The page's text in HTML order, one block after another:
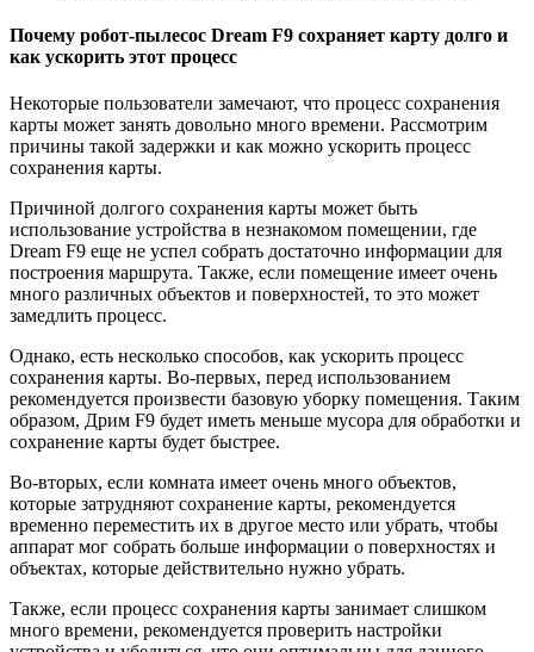
Почему робот-пылесос Dream F9 сохраняет карту долго и
как ускорить этот процесс
Некоторые пользователи замечают, что процесс сохранения
карты может занять довольно много времени. Рассмотрим
причины такой задержки и как можно ускорить процесс
сохранения карты.
Причиной долгого сохранения карты может быть
использование устройства в незнакомом помещении, где
Dream F9 еще не успел собрать достаточно информации для
построения маршрута. Также, если помещение имеет очень
много различных объектов и поверхностей, то это может
замедлить процесс.
Однако, есть несколько способов, как ускорить процесс
сохранения карты. Во-первых, перед использованием
рекомендуется произвести базовую уборку помещения. Таким
образом, Дрим F9 будет иметь меньше мусора для обработки и
сохранение карты будет быстрее.
Во-вторых, если комната имеет очень много объектов,
которые затрудняют сохранение карты, рекомендуется
временно переместить их в другое место или убрать, чтобы
аппарат мог собрать больше информации о поверхностях и
объектах, которые действительно нужно убрать.
Также, если процесс сохранения карты занимает слишком
много времени, рекомендуется проверить настройки